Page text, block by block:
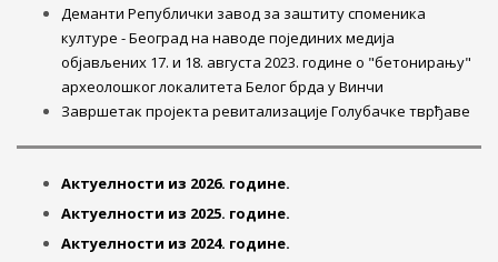
Деманти Републички завод за заштиту споменика
културе - Београд на наводе појединих медија
објављених 17. и 18. августа 2023. године о "бетонирању"
археолошког локалитета Белог брда у Винчи
Завршетак пројекта ревитализације Голубачке тврђаве
Aктуелности из 2026. године.
Aктуелности из 2025. године.
Aктуелности из 2024. године.